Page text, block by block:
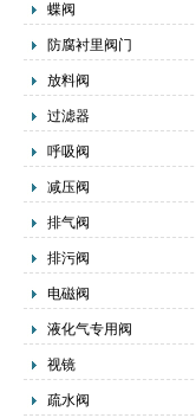
蝶阀
防腐衬里阀门
放料阀
过滤器
呼吸阀
减压阀
排气阀
排污阀
电磁阀
液化气专用阀
视镜
疏水阀